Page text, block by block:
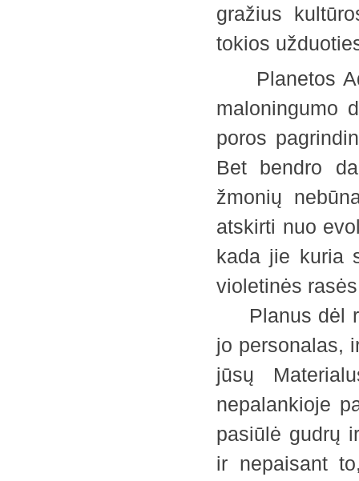
gražius
tokios
Planetos
maloningumo
poros
Bet bendro
žmonių
atskirti nuo
kada jie kuria
violetinės
Planus dėl
jo personalas,
jūsų
nepalankioje
pasiūlė gudrų
ir nepaisant